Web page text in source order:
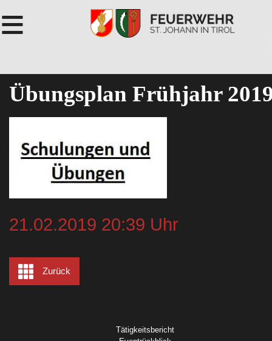
≡
Übungsplan Frühjahr
21.02.2019 20:39 Uhr
Zurück
Tätigkeitsbericht